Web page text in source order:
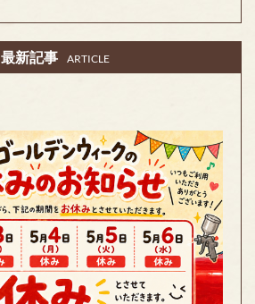
最新記事 ARTICLE